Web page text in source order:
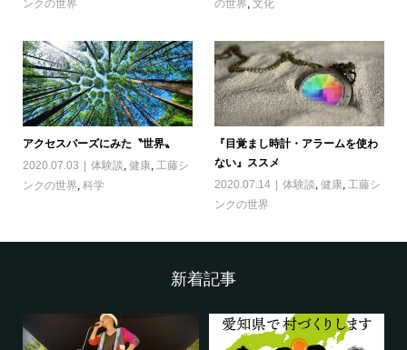
ンクの世界
の世界,文化
アクセスバーズにみた〝世界〟
2020.07.03
体験談 健康, 工藤シ
ンクの世界 科学
『目覚まし時計・アラームを使わ
ない』ススメ
2020.07.14
体験談 ,健康 工藤シ
ンクの世界
新着記事